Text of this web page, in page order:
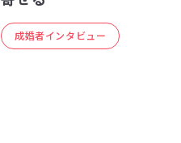
成婚者インタビュー